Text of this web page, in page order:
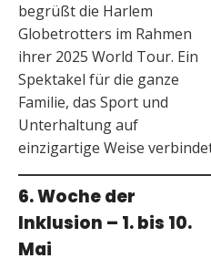
begrüßt die Harlem
Globetrotters im Rahmen
ihrer 2025 World Tour. Ein
Spektakel für die ganze
Familie, das Sport und
Unterhaltung auf
einzigartige Weise
6. Woche der
Inklusion – 1. bis 10.
Mai